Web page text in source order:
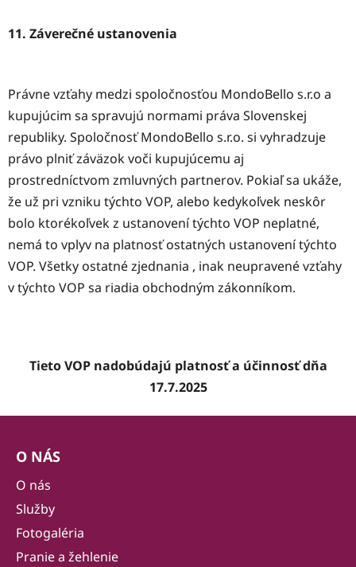
11. Záverečné ustanovenia
Právne vzťahy medzi spoločnosťou MondoBello s.r.o a
kupujúcim sa spravujú normami práva Slovenskej
republiky. Spoločnosť MondoBello s.r.o. si vyhradzuje
právo plniť záväzok voči kupujúcemu aj
prostredníctvom zmluvných partnerov. Pokiaľ sa ukáže,
že už pri vzniku týchto VOP, alebo kedykoľvek neskôr
bolo ktorékoľvek z ustanovení týchto VOP neplatné,
nemá to vplyv na platnosť ostatných ustanovení týchto
VOP. Všetky ostatné zjednania , inak neupravené vzťahy
v týchto VOP sa riadia obchodným zákonníkom.
Tieto VOP nadobúdajú platnosť a účinnosť dňa
17.7.2025
O NÁS
O nás
Služby
Fotogaléria
Pranie a žehlenie